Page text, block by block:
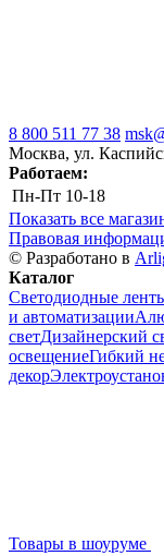
8 800 511 77 38
Москва, ул.
Работаем:
Пн-Пт 10-18
Показать все
Правовая
© Разработано в
Каталог
Светодиодные
и автоматизации
светДизайнерский
освещениеГибкий
декор
Товары в шоуруме